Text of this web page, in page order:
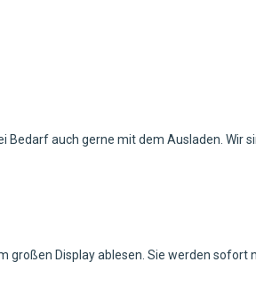
Bedarf auch gerne mit dem Ausladen. Wir
großen Display ablesen. Sie werden